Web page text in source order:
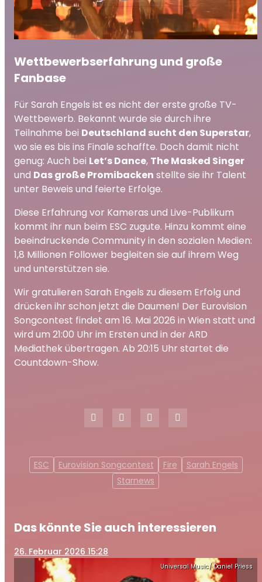
Wettbewerbserfahrung und große
Fanbase
Für Sarah Engels ist es nicht der erste große TV-
Wettbewerb. Bekannt wurde sie durch ihre
Teilnahme bei Deutschland sucht den Superstar,
wo sie es bis ins Finale schaffte. Doch damit nicht
genug: Auch bei Let’s Dance, The Masked Singer
und Das große Promibacken stellte sie ihr Talent
unter Beweis und feierte Erfolge.
Diese Erfahrung vor Kameras und Live-Publikum
kommt ihr nun beim ESC zugute. Hinzu kommt eine
beeindruckende Community in den sozialen Medien:
1,8 Millionen Follower begleiten sie auf ihrem Weg
und unterstützen sie.
Wir gratulieren Sarah Engels zu diesem Erfolg und
drücken ihr schon jetzt die Daumen! Der Eurovision
Songcontest findet am 16. Mai 2026 in Wien statt und
wird um 21:00 Uhr im Ersten und in der ARD
Mediathek übertragen. Ab 20:15 Uhr startet die
Countdown-Show.
ESC Eurovision Songcontest Fire
Sarah Engels
Starnews
Das könnte Sie auch interessieren
26. Februar 2026 15:28
Universal Music/ Daniel Priess